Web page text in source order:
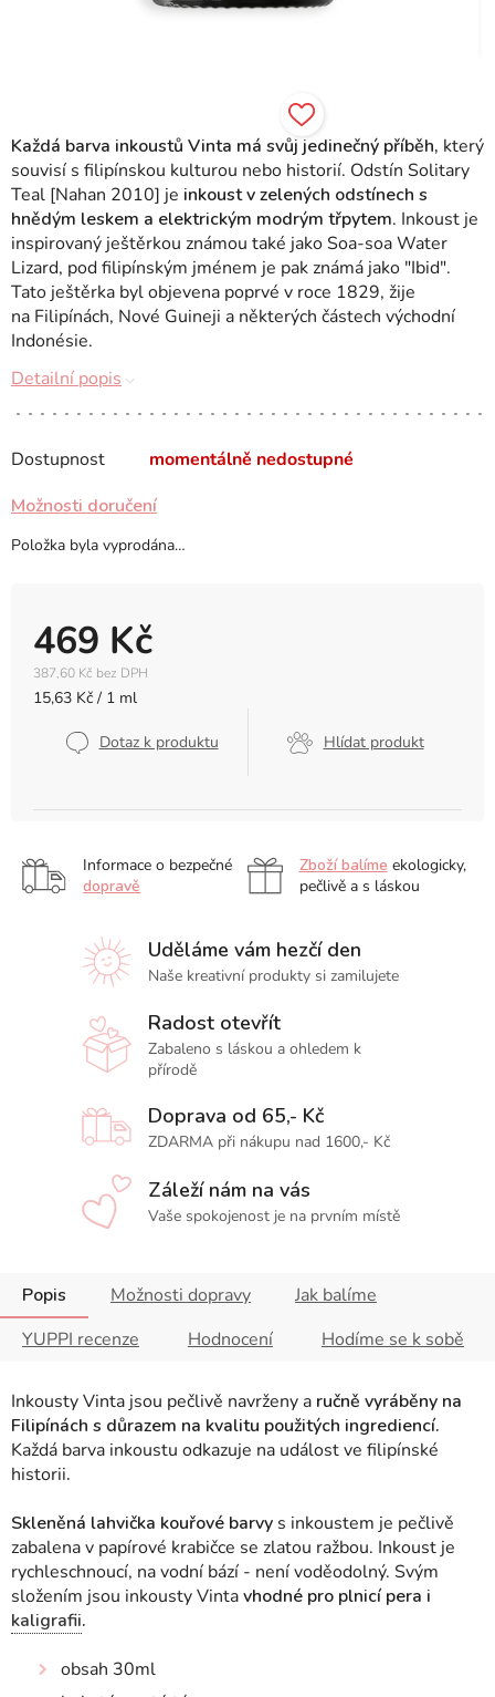
Dostupnost momentálně nedostupné
469 Kč
387,60 Kč bez DPH
Měrná
15,63 Kč / 1 ml
Dotaz k produktu Hlídat produkt
Možnosti doručení
Položka byla vyprodána…
Každá barva inkoustů Vinta má svůj jedinečný příběh, který
souvisí s filipínskou kulturou nebo historií. Odstín Solitary
Teal [Nahan 2010] je inkoust v zelených odstínech s
hnědým leskem a elektrickým modrým třpytem. Inkoust je
inspirovaný ještěrkou známou také jako Soa-soa Water
Lizard, pod filipínským jménem je pak známá jako "Ibid".
Tato ještěrka byl objevena poprvé v roce 1829, žije
na Filipínách, Nové Guineji a některých částech východní
Indonésie.
Detailní popis
Informace o bezpečné
dopravě
Zboží balíme ekologicky,
pečlivě a s láskou
Uděláme vám hezčí den
Naše kreativní produkty si zamilujete
Radost otevřít
Zabaleno s láskou a ohledem k
přírodě
Doprava od 65,- Kč
ZDARMA při nákupu nad 1600,- Kč
Záleží nám na vás
Vaše spokojenost je na prvním místě
Popis Možnosti dopravy
Jak balíme
YUPPI recenze
Hodnocení Hodíme se k sobě
Inkousty Vinta jsou pečlivě navrženy a ručně vyráběny na
Filipínách s důrazem na kvalitu použitých ingrediencí.
Každá barva inkoustu odkazuje na událost ve filipínské
historii.
Skleněná lahvička kouřové barvy s inkoustem je pečlivě
zabalena v papírové krabičce se zlatou ražbou. Inkoust je
rychleschnoucí, na vodní bází - není voděodolný. Svým
složením jsou inkousty Vintavhodné pro plnicí pera i
kaligrafii.
obsah 30ml